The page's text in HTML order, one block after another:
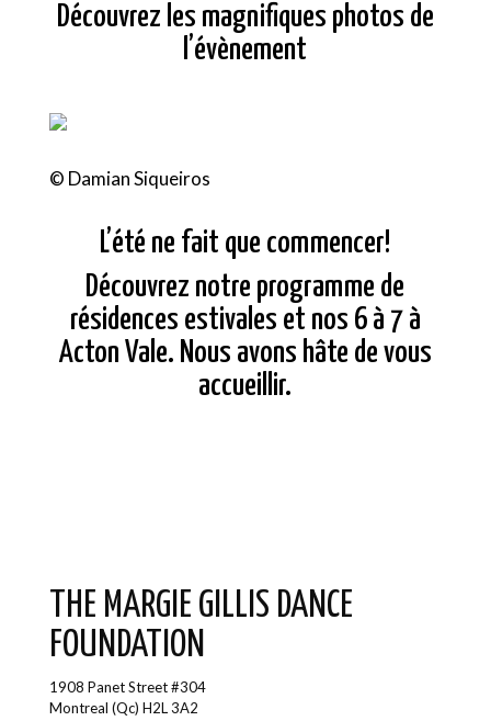
Découvrez les magnifiques photos de
l’évènement
© Damian Siqueiros
L’été ne fait que commencer!
Découvrez notre programme de
résidences estivales et nos 6 à 7 à
Acton Vale. Nous avons hâte de vous
accueillir.
THE MARGIE GILLIS DANCE
FOUNDATION
1908 Panet Street #304
Montreal (Qc) H2L 3A2